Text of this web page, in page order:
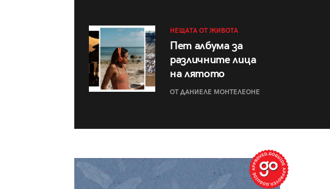
НЕЩАТА ОТ ЖИВОТА
Пет албума за
различните лица
на лятото
ОТ ДАНИЕЛЕ МОНТЕЛЕОНЕ